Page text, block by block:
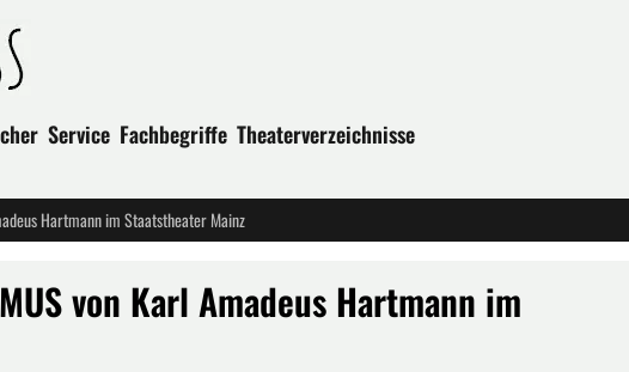
Service Fachbegriffe Theaterverzeichnisse
Hartmann im Staatstheater Mainz
von Karl Amadeus Hartmann im